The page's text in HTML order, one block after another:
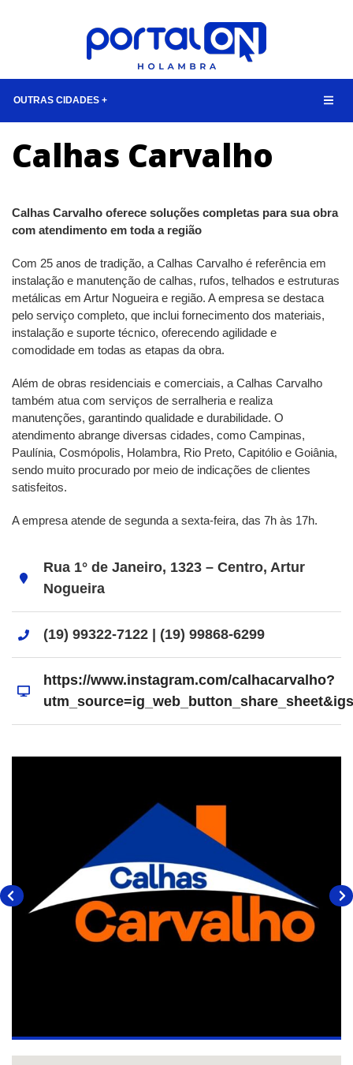
OUTRAS CIDADES +
NOTÍCIAS
LISTA DIGITAL
CONTATO
ANUNCIE
BUSCAR
Calhas Carvalho
Calhas Carvalho oferece soluções completas para sua obra
com atendimento em toda a região
Com 25 anos de tradição, a Calhas Carvalho é referência em
instalação e manutenção de calhas, rufos, telhados e estruturas
metálicas em Artur Nogueira e região. A empresa se destaca
pelo serviço completo, que inclui fornecimento dos materiais,
instalação e suporte técnico, oferecendo agilidade e
comodidade em todas as etapas da obra.
Além de obras residenciais e comerciais, a Calhas Carvalho
também atua com serviços de serralheria e realiza
manutenções, garantindo qualidade e durabilidade. O
atendimento abrange diversas cidades, como Campinas,
Paulínia, Cosmópolis, Holambra, Rio Preto, Capitólio e Goiânia,
sendo muito procurado por meio de indicações de clientes
satisfeitos.
A empresa atende de segunda a sexta-feira, das 7h às 17h.
Rua 1° de Janeiro, 1323 – Centro, Artur
Nogueira
(19) 99322-7122 | (19) 99868-6299
https://www.instagram.com/calhacarvalho?